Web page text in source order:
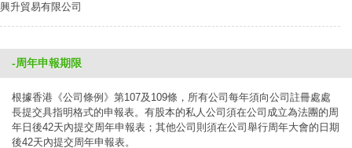
興升貿易有限公司
-周年申報期限
根據香港《公司條例》第107及109條，所有公司每年須向公司註冊處處
長提交具指明格式的申報表。有股本的私人公司須在公司成立為法團的周
年日後42天內提交周年申報表；其他公司則須在公司舉行周年大會的日期
後42天內提交周年申報表。